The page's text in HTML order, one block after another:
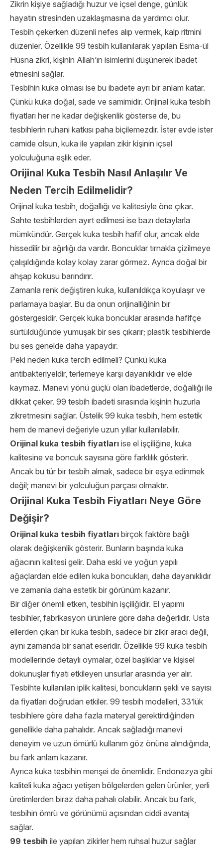
Zikrin kişiye sağladığı huzur ve içsel denge, günlük
hayatın stresinden uzaklaşmasına da yardımcı olur.
Tesbih çekerken düzenli nefes alıp vermek, kalp ritmini
düzenler. Özellikle 99 tesbih kullanılarak yapılan Esma-ül
Hüsna zikri, kişinin Allah’ın isimlerini düşünerek ibadet
etmesini sağlar.
Tesbihin kuka olması ise bu ibadete ayrı bir anlam katar.
Çünkü kuka doğal, sade ve samimidir. Orijinal kuka tesbih
fiyatları her ne kadar değişkenlik gösterse de, bu
tesbihlerin ruhani katkısı paha biçilemezdir. İster evde ister
camide olsun, kuka ile yapılan zikir kişinin içsel
yolculuğuna eşlik eder.
Orijinal Kuka Tesbih Nasıl Anlaşılır Ve
Neden Tercih Edilmelidir?
Orijinal kuka tesbih, doğallığı ve kalitesiyle öne çıkar.
Sahte tesbihlerden ayırt edilmesi ise bazı detaylarla
mümkündür. Gerçek kuka tesbih hafif olur, ancak elde
hissedilir bir ağırlığı da vardır. Boncuklar tırnakla çizilmeye
çalışıldığında kolay kolay zarar görmez. Ayrıca doğal bir
ahşap kokusu barındırır.
Zamanla renk değiştiren kuka, kullanıldıkça koyulaşır ve
parlamaya başlar. Bu da onun orijinalliğinin bir
göstergesidir. Gerçek kuka boncuklar arasında hafifçe
sürtüldüğünde yumuşak bir ses çıkarır; plastik tesbihlerde
bu ses genelde daha yapaydır.
Peki neden kuka tercih edilmeli? Çünkü kuka
antibakteriyeldir, terlemeye karşı dayanıklıdır ve elde
kaymaz. Manevi yönü güçlü olan ibadetlerde, doğallığı ile
dikkat çeker. 99 tesbih ibadeti sırasında kişinin huzurla
zikretmesini sağlar. Üstelik 99 kuka tesbih, hem estetik
hem de manevi değeriyle uzun yıllar kullanılabilir.
Orijinal kuka tesbih fiyatları ise el işçiliğine, kuka
kalitesine ve boncuk sayısına göre farklılık gösterir.
Ancak bu tür bir tesbih almak, sadece bir eşya edinmek
değil; manevi bir yolculuğun parçası olmaktır.
Orijinal Kuka Tesbih Fiyatları Neye Göre
Değişir?
Orijinal kuka tesbih fiyatları birçok faktöre bağlı
olarak değişkenlik gösterir. Bunların başında kuka
ağacının kalitesi gelir. Daha eski ve yoğun yapılı
ağaçlardan elde edilen kuka boncukları, daha dayanıklıdır
ve zamanla daha estetik bir görünüm kazanır.
Bir diğer önemli etken, tesbihin işçiliğidir. El yapımı
tesbihler, fabrikasyon ürünlere göre daha değerlidir. Usta
ellerden çıkan bir kuka tesbih, sadece bir zikir aracı değil,
aynı zamanda bir sanat eseridir. Özellikle 99 kuka tesbih
modellerinde detaylı oymalar, özel başlıklar ve kişisel
dokunuşlar fiyatı etkileyen unsurlar arasında yer alır.
Tesbihte kullanılan iplik kalitesi, boncukların şekli ve sayısı
da fiyatları doğrudan etkiler. 99 tesbih modelleri, 33’lük
tesbihlere göre daha fazla materyal gerektirdiğinden
genellikle daha pahalıdır. Ancak sağladığı manevi
deneyim ve uzun ömürlü kullanım göz önüne alındığında,
bu fark anlam kazanır.
Ayrıca kuka tesbihin menşei de önemlidir. Endonezya gibi
kaliteli kuka ağacı yetişen bölgelerden gelen ürünler, yerli
üretimlerden biraz daha pahalı olabilir. Ancak bu fark,
tesbihin ömrü ve görünümü açısından ciddi avantaj
sağlar.
99 tesbih ile yapılan zikirler hem ruhsal huzur sağlar